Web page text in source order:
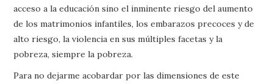
acceso a la educación sino el inminente riesgo del aumento
de los matrimonios infantiles, los embarazos precoces y de
alto riesgo, la violencia en sus múltiples facetas y la
pobreza, siempre la pobreza.
Para no dejarme acobardar por las dimensiones de este